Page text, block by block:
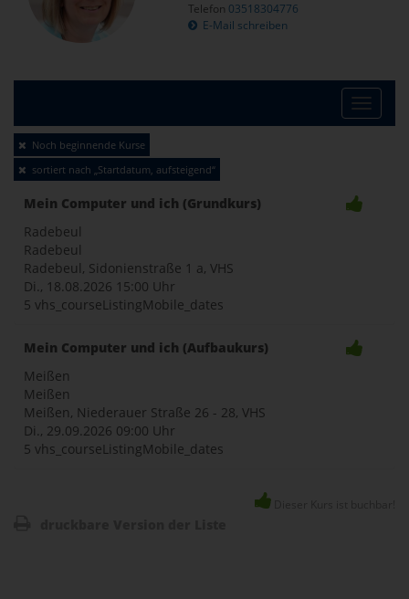
Telefon 03518304776
E-Mail schreiben
Toggle
Noch beginnende Kurse
sortiert nach „Startdatum, aufsteigend“
Mein Computer und ich (Grundkurs)
Radebeul
Radebeul
Radebeul, Sidonienstraße 1 a, VHS
Di., 18.08.2026 15:00 Uhr
5 vhs_courseListingMobile_dates
Mein Computer und ich (Aufbaukurs)
Meißen
Meißen
Meißen, Niederauer Straße 26 - 28, VHS
Di., 29.09.2026 09:00 Uhr
5 vhs_courseListingMobile_dates